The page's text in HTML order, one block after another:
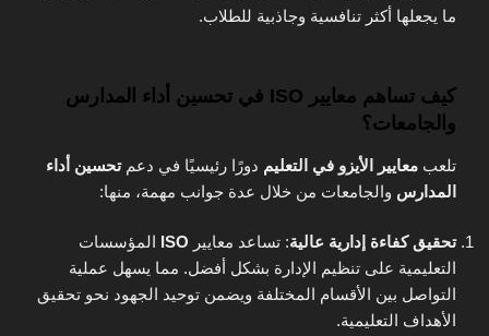
ما يجعلها أكثر تنافسية وجاذبية للطلاب.
كيف تساهم معايير ISO في تحسين أداء المدارس
والجامعات؟
تلعب معايير الأيزو في التعليم دورًا رئيسيًا في دعمتحسين أداء
المدارس والجامعات من خلال عدة جوانب مهمة، منها:
تحقيق كفاءة إدارية عالية: تساعد معايير ISO المؤسسات
التعليمية على تنظيم الإدارة بشكل أفضل. مما يسهل عملية
التواصل بين الأقسام المختلفة ويضمن توحيد الجهود نحو تحقيق
الأهداف التعليمية.